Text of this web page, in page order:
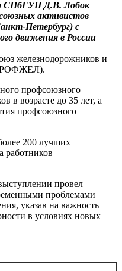
СПбГУП Д.В. Лобок
активистов
Петербург) с
движения в России
железнодорожников и
профсоюзного
в возрасте до 35 лет, а
профсоюзного
200 лучших
работников
провел
проблемами
указав на важность
в условиях новых